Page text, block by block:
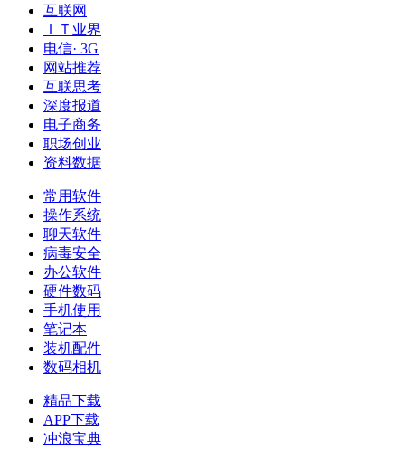
互联网
ＩＴ业界
电信· 3G
网站推荐
互联思考
深度报道
电子商务
职场创业
资料数据
常用软件
操作系统
聊天软件
病毒安全
办公软件
硬件数码
手机使用
笔记本
装机配件
数码相机
精品下载
APP下载
冲浪宝典